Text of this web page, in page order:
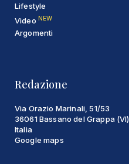
Lifestyle
Video NEW
Argomenti
Redazione
Via Orazio Marinali, 51/53
36061 Bassano del Grappa (VI)
Italia
Google maps